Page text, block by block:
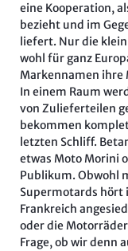
eine Kooperation,
bezieht und im
liefert. Nur die
wohl für ganz
Markennamen ihre
In einem Raum
von Zulieferteilen
bekommen
letzten Schliff.
etwas Moto Morini
Publikum. Obwohl
Supermotards
Frankreich
oder die
Frage, ob wir denn